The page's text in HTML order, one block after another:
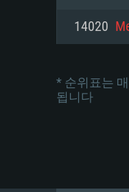
14020
* 순위표는
됩니다